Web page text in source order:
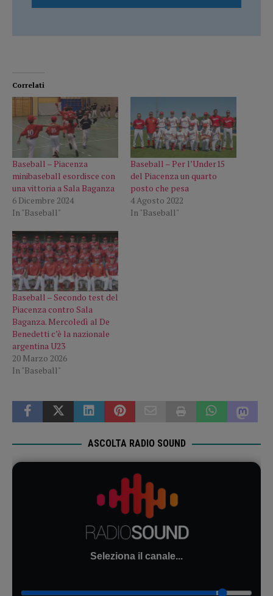
Correlati
Baseball – Piacenza
minibaseball esordisce con
una vittoria a Sala Baganza
6 Dicembre 2024
In "Baseball"
Baseball – Per l’Under15
del Piacenza un quarto
posto che pesa
4 Agosto 2022
In "Baseball"
Baseball – Secondo test del
Piacenza contro Sala
Baganza. Mercoledì al De
Benedetti c’è la nazionale
argentina U23
20 Marzo 2026
In "Baseball"
ASCOLTA RADIO SOUND
Seleziona il canale...